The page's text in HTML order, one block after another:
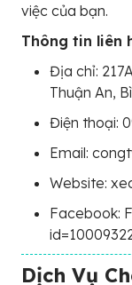
việc của bạn.
Thông tin liên
Địa chỉ:
Thuận An,
Điện thoại:
Email:
Website:
Facebook:
Dịch Vụ